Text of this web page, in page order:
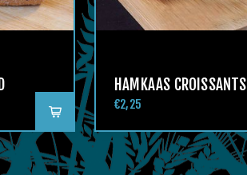
HAMKAAS CROISSANTS
€2,25